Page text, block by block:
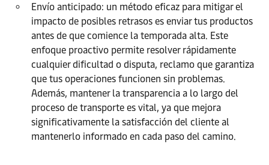
Envío anticipado: un método eficaz para mitigar el
impacto de posibles retrasos es enviar tus productos
antes de que comience la temporada alta. Este
enfoque proactivo permite resolver rápidamente
cualquier dificultad o disputa, reclamo que garantiza
que tus operaciones funcionen sin problemas.
Además, mantener la transparencia a lo largo del
proceso de transporte es vital, ya que mejora
significativamente la satisfacción del cliente al
mantenerlo informado en cada paso del camino.